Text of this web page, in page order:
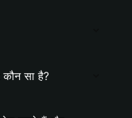
सा है?